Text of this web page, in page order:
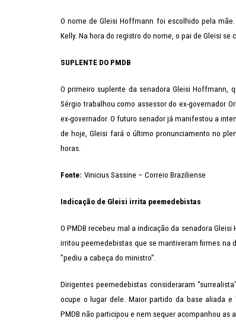
O nome de Gleisi Hoffmann foi escolhido pela
Kelly. Na hora do registro do nome, o pai de Gleisi se
SUPLENTE DO PMDB
O primeiro suplente da senadora Gleisi Hoffmann,
Sérgio trabalhou como assessor do ex-governador
ex-governador. O futuro senador já manifestou a
de hoje, Gleisi fará o último pronunciamento no
horas.
Fonte: Vinicius Sassine – Correio Braziliense
Indicação de Gleisi irrita peemedebistas
O PMDB recebeu mal a indicação da senadora
irritou peemedebistas que se mantiveram firmes
"pediu a cabeça do ministro".
Dirigentes peemedebistas consideraram
ocupe o lugar dele. Maior partido da base aliada e
PMDB não participou e nem sequer acompanhou as